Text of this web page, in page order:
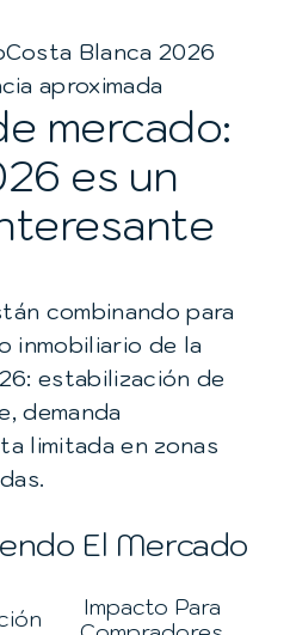
Costa Blanca 2026
aproximada
mercado:
es un
combinando para
inmobiliario de la
estabilización de
demanda
limitada en zonas
El Mercado
Impacto Para